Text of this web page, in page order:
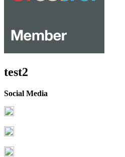
test2
Social Media